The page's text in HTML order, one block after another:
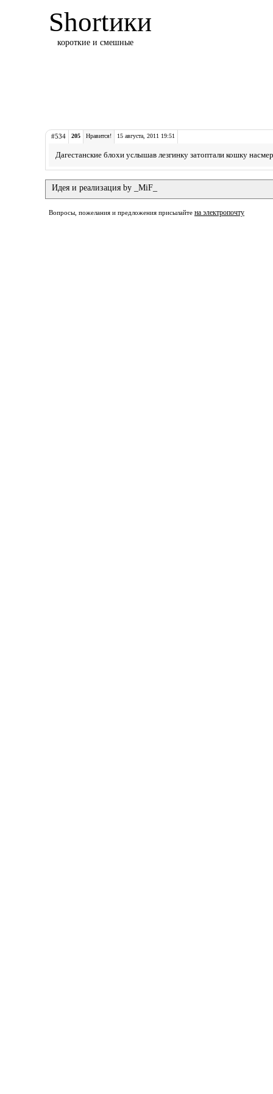
Shortики
короткие и смешные
#534 205 Нравится! 15 августа, 2011 19:51
Дагестанские блохи услышав лезгинку затоптали кошку
Идея и реализация by _MiF_
Вопросы, пожелания и предложения присылайте на электропочту